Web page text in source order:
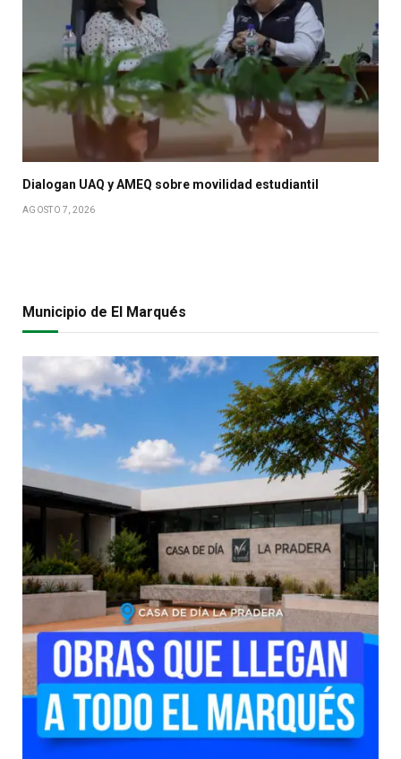
Dialogan UAQ y AMEQ sobre movilidad estudiantil
AGOSTO 7, 2026
Municipio de El Marqués